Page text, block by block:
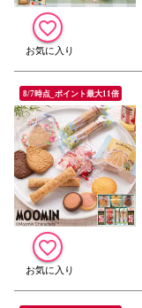
8/7時点_ポイント最大11倍